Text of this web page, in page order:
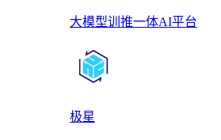
大模型训推一体AI平台
极星